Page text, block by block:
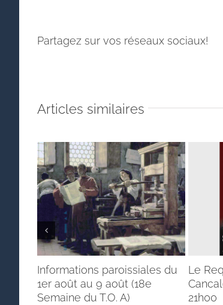
Partagez sur vos réseaux sociaux!
Articles similaires
Informations paroissiales du
1er août au 9 août (18e
Semaine du T.O. A)
Le
21h00